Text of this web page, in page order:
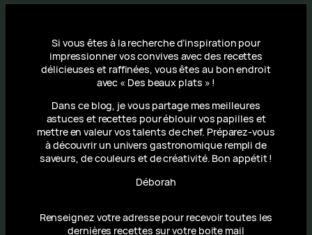
Si vous êtes à la recherche d’inspiration pour
impressionner vos convives avec des recettes
délicieuses et raffinées, vous êtes au bon endroit
avec « Des beaux plats » !
Dans ce blog, je vous partage mes meilleures
astuces et recettes pour éblouir vos papilles et
mettre en valeur vos talents de chef. Préparez-vous
à découvrir un univers gastronomique rempli de
saveurs, de couleurs et de créativité. Bon appétit !
Déborah
Renseignez votre adresse pour recevoir toutes les
dernières recettes sur votre boite mail